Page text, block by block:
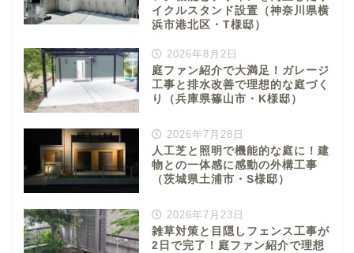
イクルスタンド設置（神奈川県横
浜市港北区・T様邸）
2026年8月2日
庭ファン紹介で大満足！ガレージ
工事と排水改善で理想的な庭づく
り（兵庫県篠山市・K様邸）
2026年7月28日
人工芝と照明で機能的な庭に！建
物との一体感に感動の外構工事
（茨城県土浦市・S様邸）
2026年7月23日
雑草対策と目隠しフェンス工事が
2日で完了！庭ファン紹介で理想